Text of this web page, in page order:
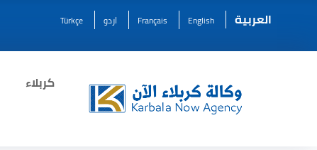
العربية English
Français اردو Türkçe
كربلاء